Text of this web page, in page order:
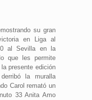
su gran
en Liga al
0 al Sevilla en la
que les permite
presente edición
la muralla
Carol remató un
33 Anita Amo